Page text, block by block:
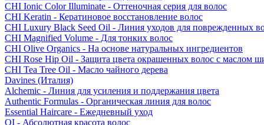
CHI Ionic Color Illuminate - Оттеночная серия для волос
CHI Keratin - Кератиновое восстановление волос
CHI Luxury Black Seed Oil - Линия уходов для поврежденных
CHI Magnified Volume - Для тонких волос
CHI Olive Organics - На основе натуральных ингредиентов
CHI Rose Hip Oil - Защита цвета окрашенных волос с маслом
CHI Tea Tree Oil - Масло чайного дерева
Davines (Италия)
Alchemic - Линия для усиления и поддержания цвета
Authentic Formulas - Органическая линия для волос
Essential Haircare - Eжедневный уход
OI - Абсолютная красота волос